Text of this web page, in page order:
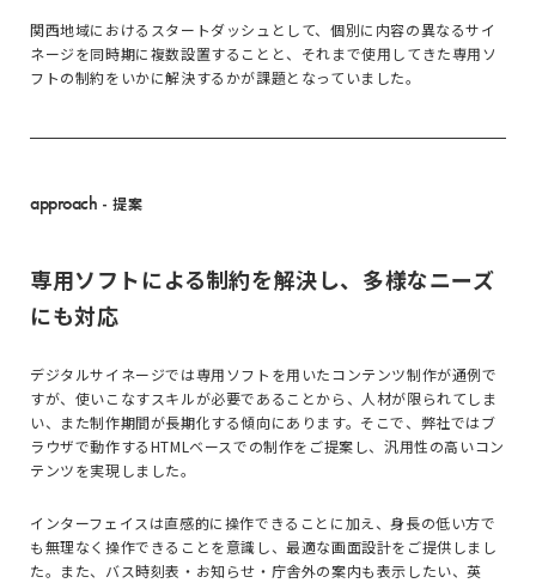
関西地域におけるスタートダッシュとして、個別に内容の異なるサイ
ネージを同時期に複数設置することと、それまで使用してきた専用ソ
フトの制約をいかに解決するかが課題となっていました。
approach - 提案
専用ソフトによる制約を解決し、多様なニーズ
にも対応
デジタルサイネージでは専用ソフトを用いたコンテンツ制作が通例で
すが、使いこなすスキルが必要であることから、人材が限られてしま
い、また制作期間が長期化する傾向にあります。そこで、弊社ではブ
ラウザで動作するHTMLベースでの制作をご提案し、汎用性の高いコン
テンツを実現しました。
インターフェイスは直感的に操作できることに加え、身長の低い方で
も無理なく操作できることを意識し、最適な画面設計をご提供しまし
た。また、バス時刻表・お知らせ・庁舎外の案内も表示したい、英